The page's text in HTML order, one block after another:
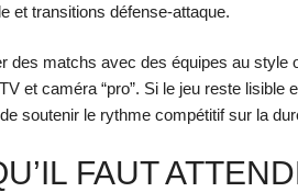
et transitions défense-attaque.
des matchs avec des équipes au style
et caméra “pro”. Si le jeu reste lisible
soutenir le rythme compétitif sur la
FAUT